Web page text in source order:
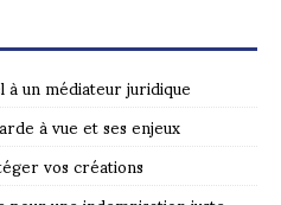
un médiateur juridique
à vue et ses enjeux
vos créations